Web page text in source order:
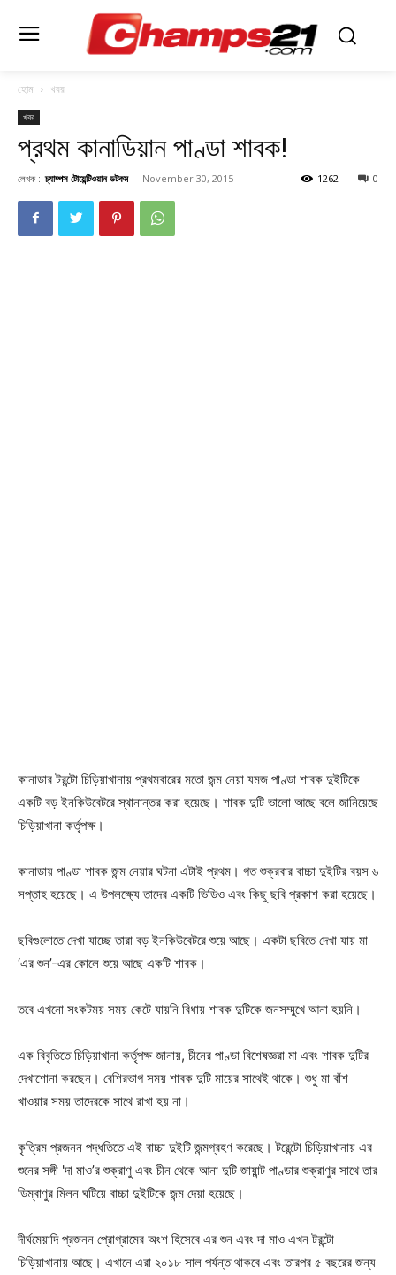
হোম খবর
খবর
প্রথম কানাডিয়ান পাণ্ডা শাবক!
লেখক : চ্যাম্পস টোয়েন্টিওয়ান ডটকম - November 30, 2015 0
1262
কানাডার টরন্টো চিড়িয়াখানায় প্রথমবারের মতো জন্ম নেয়া যমজ পাণ্ডা শাবক দুইটিকে
একটি বড় ইনকিউবেটরে স্থানান্তর করা হয়েছে। শাবক দুটি ভালো আছে বলে জানিয়েছে
চিড়িয়াখানা কর্তৃপক্ষ।
কানাডায় পাণ্ডা শাবক জন্ম নেয়ার ঘটনা এটাই প্রথম। গত শুক্রবার বাচ্চা দুইটির বয়স ৬
সপ্তাহ হয়েছে। এ উপলক্ষ্যে তাদের একটি ভিডিও এবং কিছু ছবি প্রকাশ করা হয়েছে।
ছবিগুলোতে দেখা যাচ্ছে তারা বড় ইনকিউবেটরে শুয়ে আছে। একটা ছবিতে দেখা যায় মা
‘এর শুন’-এর কোলে শুয়ে আছে একটি শাবক।
তবে এখনো সংকটময় সময় কেটে যায়নি বিধায় শাবক দুটিকে জনসম্মুখে আনা হয়নি।
এক বিবৃতিতে চিড়িয়াখানা কর্তৃপক্ষ জানায়, চীনের পাণ্ডা বিশেষজ্ঞরা মা এবং শাবক দুটির
দেখাশোনা করছেন। বেশিরভাগ সময় শাবক দুটি মায়ের সাথেই থাকে। শুধু মা বাঁশ
খাওয়ার সময় তাদেরকে সাথে রাখা হয় না।
কৃত্রিম প্রজনন পদ্ধতিতে এই বাচ্চা দুইটি জন্মগ্রহণ করেছে। টরেন্টো চিড়িয়াখানায় এর
শুনের সঙ্গী 'দা মাও’র শুক্রাণু এবং চীন থেকে আনা দুটি জায়ান্ট পাণ্ডার শুক্রাণুর সাথে তার
ডিম্বাণুর মিলন ঘটিয়ে বাচ্চা দুইটিকে জন্ম দেয়া হয়েছে।
দীর্ঘমেয়াদি প্রজনন প্রোগ্রামের অংশ হিসেবে এর শুন এবং দা মাও এখন টরন্টো
চিড়িয়াখানায় আছে। এখানে এরা ২০১৮ সাল পর্যন্ত থাকবে এবং তারপর ৫ বছরের জন্য